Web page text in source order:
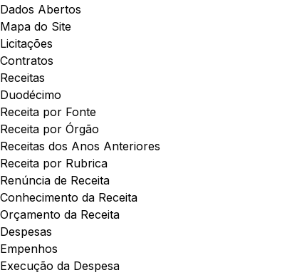
Dados Abertos
Mapa do Site
Licitações
Contratos
Receitas
Duodécimo
Receita por Fonte
Receita por Órgão
Receitas dos Anos Anteriores
Receita por Rubrica
Renúncia de Receita
Conhecimento da Receita
Orçamento da Receita
Despesas
Empenhos
Execução da Despesa